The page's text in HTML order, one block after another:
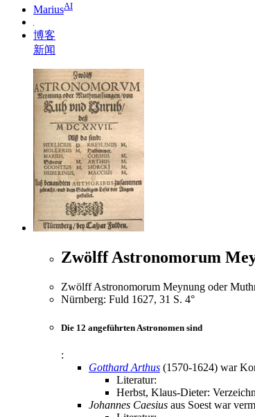
MariusAI
博客
新闻
Zwölff Astronomorum
Zwölff Astronomorum Meynung oder
Nürnberg: Fuld 1627, 31 S. 4°
Die 12 angeführten Astronomen sind
:
Gotthard Arthus (1570-1624) war
Literatur:
Herbst, Klaus-Dieter:
Johannes Caesius aus Soest war